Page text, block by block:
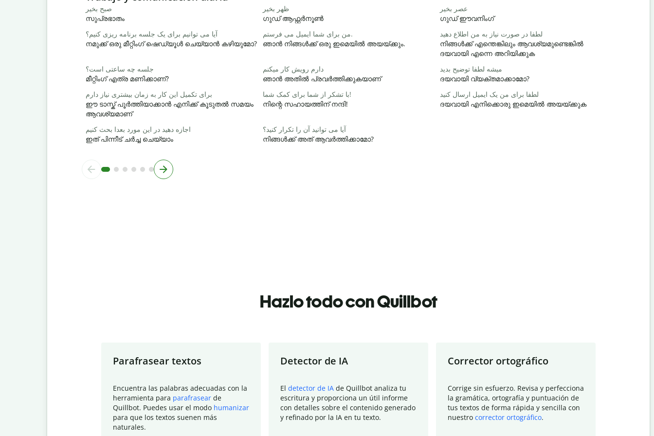
صبح بخیر
സുപ്രഭാതം
ظهر بخیر
ഗുഡ് ആഫ്റ്റർനൂൺ
عصر بخیر
ഗുഡ് ഈവനിംഗ്
آیا می توانیم برای یک جلسه برنامه ریزی کنیم؟
നമുക്ക് ഒരു മീറ്റിംഗ് ഷെഡ്യൂൾ ചെയ്യാൻ കഴിയുമോ?
من برای شما ایمیل می فرستم.
ഞാൻ നിങ്ങൾക്ക് ഒരു ഇമെയിൽ അയയ്ക്കും.
لطفا در صورت نیاز به من اطلاع دهید
നിങ്ങൾക്ക് എന്തെങ്കിലും ആവശ്യമുണ്ടെങ്കിൽ
ദയവായി എന്നെ അറിയിക്കുക
جلسه چه ساعتی است؟
മീറ്റിംഗ് എത്ര മണിക്കാണ്?
دارم رویش کار میکنم
ഞാൻ അതിൽ പ്രവർത്തിക്കുകയാണ്
میشه لطفا توضیح بدید
ദയവായി വ്യക്തമാക്കാമോ?
برای تکمیل این کار به زمان بیشتری نیاز دارم
ഈ ടാസ്ക് പൂർത്തിയാക്കാൻ എനിക്ക് കൂടുതൽ സമയം
ആവശ്യമാണ്
با تشکر از شما برای کمک شما!
നിന്റെ സഹായത്തിന് നന്ദി!
لطفا برای من یک ایمیل ارسال کنید
ദയവായി എനിക്കൊരു ഇമെയിൽ അയയ്ക്കുക
اجازه دهید در این مورد بعدا بحث کنیم
ഇത് പിന്നീട് ചർച്ച ചെയ്യാം
آیا می توانید آن را تکرار کنید؟
നിങ്ങൾക്ക് അത് ആവർത്തിക്കാമോ?
Hazlo todo con Quillbot
Parafrasear textos
Encuentra las palabras adecuadas con la
herramienta para parafrasear de
Quillbot. Puedes usar el modo humanizar
para que los textos suenen más
naturales.
Detector de IA
El detector de IA de Quillbot analiza tu
escritura y proporciona un útil informe
con detalles sobre el contenido generado
y refinado por la IA en tu texto.
Corrector ortográfico
Corrige sin esfuerzo. Revisa y perfecciona
la gramática, ortografía y puntuación de
tus textos de forma rápida y sencilla con
nuestro corrector ortográfico.